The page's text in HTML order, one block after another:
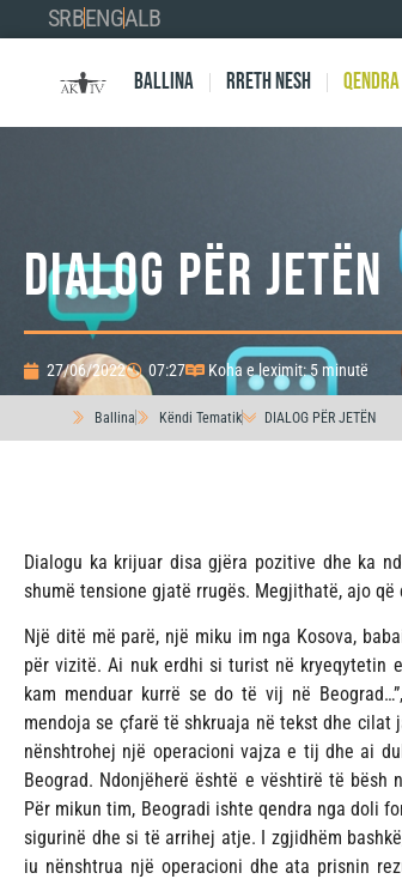
SRBENGALB
Ballina Rreth nesh
DIALOG PËR JETËN
27/06/2022 07:27 Koha e leximit: 5 minutë
Ballina Këndi Tematik DIALOG PËR JETËN
Dialogu ka krijuar disa gjëra pozitive dhe ka
shumë tensione gjatë rrugës. Megjithatë, ajo
Një ditë më parë, një miku im nga Kosova,
për vizitë. Ai nuk erdhi si turist në kryeqytetin
kam menduar kurrë se do të vij në
mendoja se çfarë të shkruaja në tekst dhe
nënshtrohej një operacioni vajza e tij dhe ai
Beograd. Ndonjëherë është e vështirë të
Për mikun tim, Beogradi ishte qendra nga doli
sigurinë dhe si të arrihej atje. I zgjidhëm
iu nënshtrua një operacioni dhe ata prisnin